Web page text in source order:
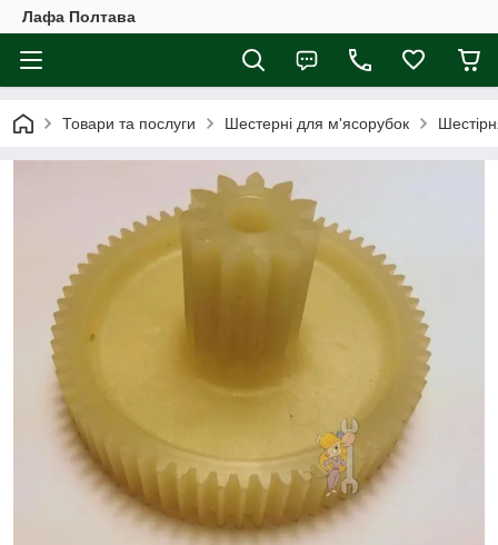
Лафа Полтава
Товари та послуги Шестерні для м'ясорубок